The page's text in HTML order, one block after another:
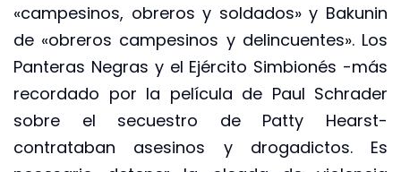
«campesinos, obreros y soldados» y Bakunin
de «obreros campesinos y delincuentes». Los
Panteras Negras y el Ejército Simbionés -más
recordado por la película de Paul Schrader
sobre el secuestro de Patty Hearst-
contrataban asesinos y drogadictos. Es